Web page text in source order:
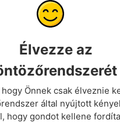
Élvezze az
Önnek csak élveznie
által nyújtott
hogy gondot kellene